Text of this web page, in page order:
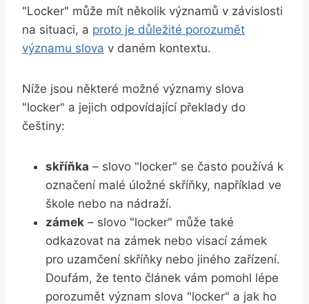
"Locker" může mít několik významů v závislosti
na situaci, a proto je důležité porozumět
významu slova v daném kontextu.
Níže jsou některé možné významy slova
"locker" a jejich odpovídající překlady do
češtiny:
skříňka – slovo "locker" se často používá k
označení malé úložné skříňky, například ve
škole nebo na nádraží.
zámek – slovo "locker" může také
odkazovat na zámek nebo visací zámek
pro uzamčení skříňky nebo jiného zařízení.
Doufám, že tento článek vám pomohl lépe
porozumět význam slova "locker" a jak ho